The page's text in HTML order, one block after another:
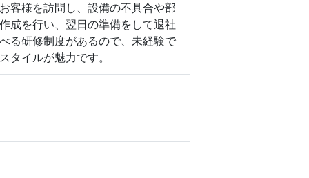
客様を訪問し、設備の不具合や部
成を行い、翌日の準備をして退社
る研修制度があるので、未経験で
タイルが魅力です。